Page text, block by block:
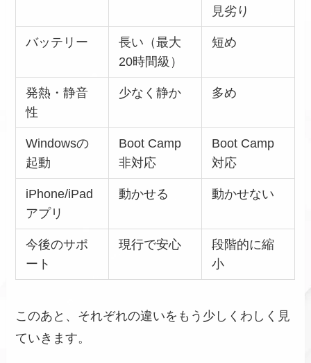
見劣り
バッテリー
長い（最大
20時間級）
短め
発熱・静音
性
少なく静か 多め
Windowsの
起動
Boot Camp
非対応
Boot Camp
対応
iPhone/iPad
アプリ
動かせる 動かせない
今後のサポ
ート
現行で安心
段階的に縮
小
このあと、それぞれの違いをもう少しくわしく見
ていきます。